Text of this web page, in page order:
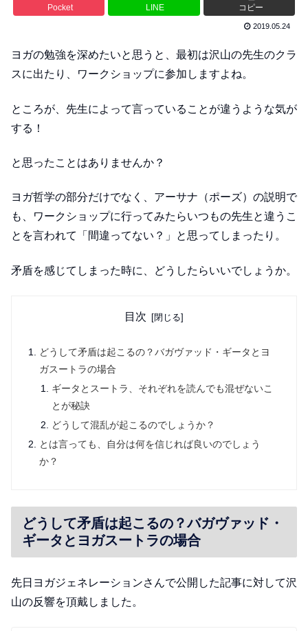
Pocket LINE コピー
2019.05.24
ヨガの勉強を深めたいと思うと、最初は沢山の先生のクラ
スに出たり、ワークショップに参加しますよね。
ところが、先生によって言っていることが違うような気が
する！
と思ったことはありませんか？
ヨガ哲学の部分だけでなく、アーサナ（ポーズ）の説明で
も、ワークショップに行ってみたらいつもの先生と違うこ
とを言われて「間違ってない？」と思ってしまったり。
矛盾を感じてしまった時に、どうしたらいいでしょうか。
目次
どうして矛盾は起こるの？バガヴァッド・ギータとヨ
ガスートラの場合
ギータとスートラ、それぞれを読んでも混ぜないこ
とが秘訣
どうして混乱が起こるのでしょうか？
とは言っても、自分は何を信じれば良いのでしょう
か？
どうして矛盾は起こるの？バガヴァッド・
ギータとヨガスートラの場合
先日ヨガジェネレーションさんで公開した記事に対して沢
山の反響を頂戴しました。